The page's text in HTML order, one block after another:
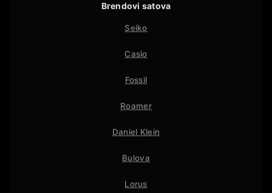
Brendovi satova
Seiko
Casio
Fossil
Roamer
Daniel Klein
Bulova
Lorus